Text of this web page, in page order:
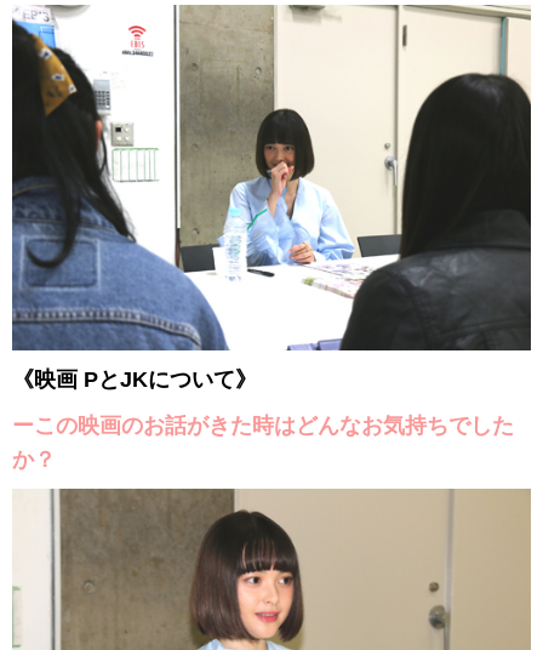
《映画 PとJKについて》
ーこの映画のお話がきた時はどんなお気持ちでした
か？